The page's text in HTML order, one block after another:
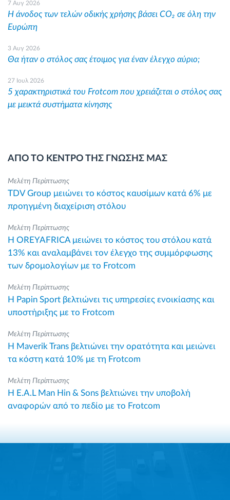
7 Αυγ 2026
Η άνοδος των τελών οδικής χρήσης βάσει CO₂ σε όλη την
Ευρώπη
3 Αυγ 2026
Θα ήταν ο στόλος σας έτοιμος για έναν έλεγχο αύριο;
27 Ιουλ 2026
5 χαρακτηριστικά του Frotcom που χρειάζεται ο στόλος σας
με μεικτά συστήματα κίνησης
ΑΠΟ ΤΟ ΚΕΝΤΡΟ ΤΗΣ ΓΝΩΣΗΣ ΜΑΣ
Μελέτη Περίπτωσης
TDV Group μειώνει το κόστος καυσίμων κατά 6% με
προηγμένη διαχείριση στόλου
Μελέτη Περίπτωσης
Η OREYAFRICA μειώνει το κόστος του στόλου κατά
13% και αναλαμβάνει τον έλεγχο της συμμόρφωσης
των δρομολογίων με το Frotcom
Μελέτη Περίπτωσης
Η Papin Sport βελτιώνει τις υπηρεσίες ενοικίασης και
υποστήριξης με το Frotcom
Μελέτη Περίπτωσης
Η Maverik Trans βελτιώνει την ορατότητα και μειώνει
τα κόστη κατά 10% με τη Frotcom
Μελέτη Περίπτωσης
Η E.A.L Man Hin & Sons βελτιώνει την υποβολή
αναφορών από το πεδίο με το Frotcom